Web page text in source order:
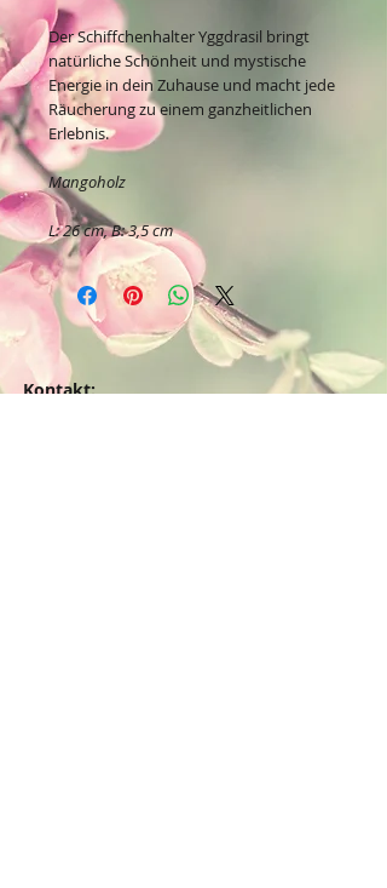
Der Schiffchenhalter Yggdrasil bringt
natürliche Schönheit und mystische
Energie in dein Zuhause und macht jede
Räucherung zu einem ganzheitlichen
Erlebnis.
Mangoholz
L: 26 cm, B: 3,5 cm
Kontakt: